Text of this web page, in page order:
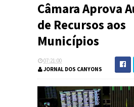
Câmara Aprova
de Recursos aos
Municípios
07:21:00
JORNAL DOS CANYONS